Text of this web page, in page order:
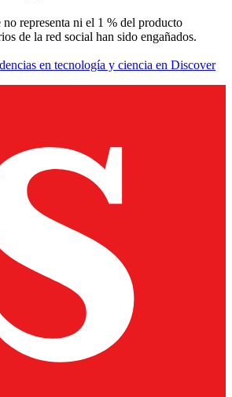
no representa ni el 1 % del producto
de la red social han sido engañados.
en tecnología y ciencia en Discover